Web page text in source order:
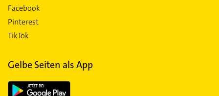
Facebook
Pinterest
TikTok
Gelbe Seiten als App